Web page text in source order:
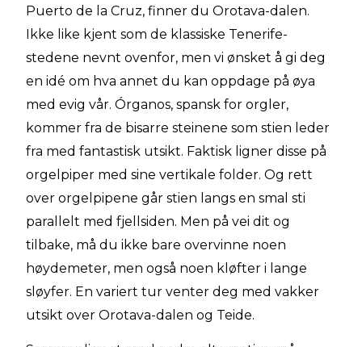
Puerto de la Cruz, finner du Orotava-dalen.
Ikke like kjent som de klassiske Tenerife-
stedene nevnt ovenfor, men vi ønsket å gi deg
en idé om hva annet du kan oppdage på øya
med evig vår. Órganos, spansk for orgler,
kommer fra de bisarre steinene som stien leder
fra med fantastisk utsikt. Faktisk ligner disse på
orgelpiper med sine vertikale folder. Og rett
over orgelpipene går stien langs en smal sti
parallelt med fjellsiden. Men på vei dit og
tilbake, må du ikke bare overvinne noen
høydemeter, men også noen kløfter i lange
sløyfer. En variert tur venter deg med vakker
utsikt over Orotava-dalen og Teide.